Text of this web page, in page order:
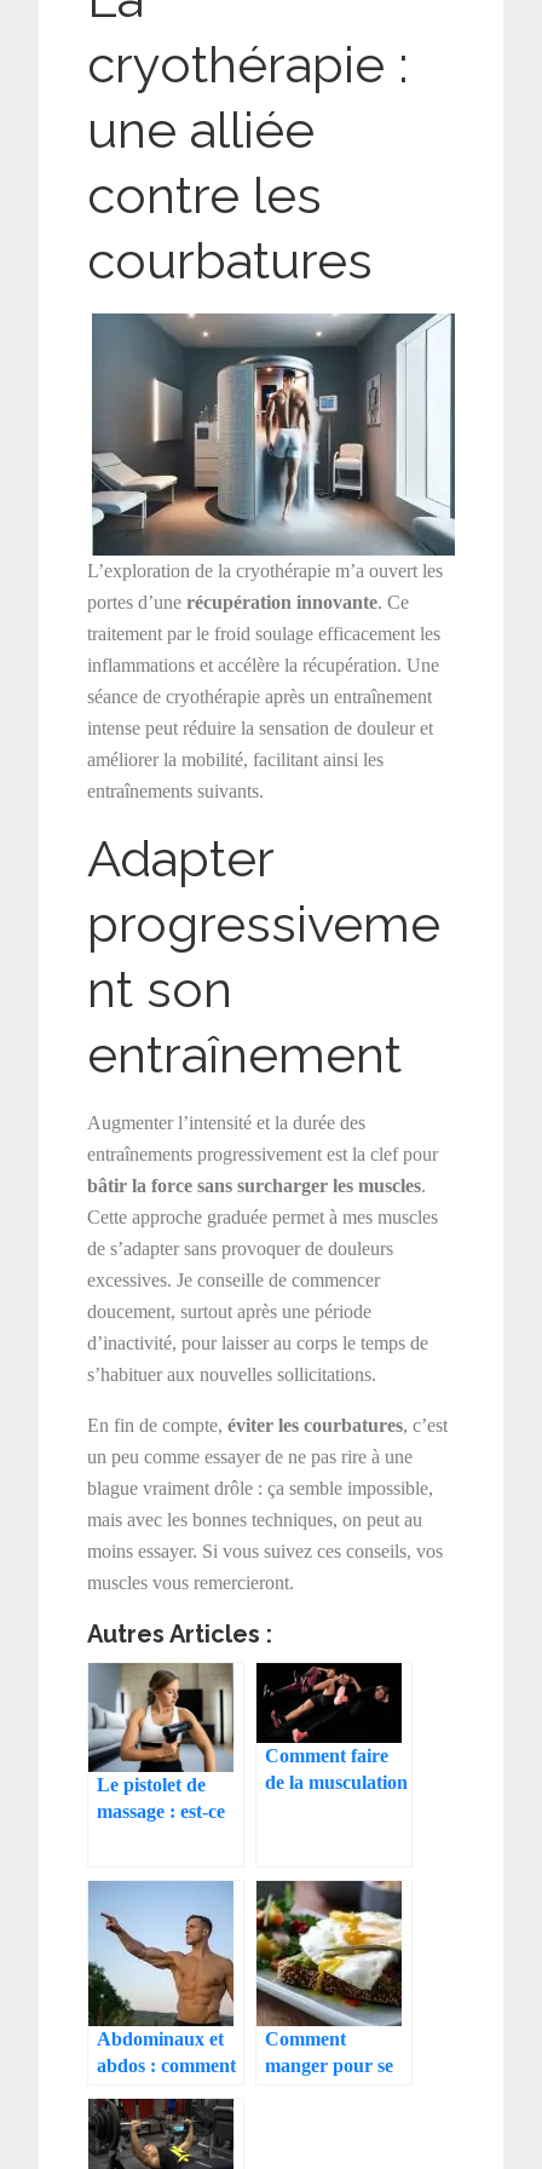
cryothérapie :
une alliée
contre les
courbatures
L’exploration de la cryothérapie m’a ouvert les
portes d’unerécupération innovante. Ce
traitement par le froid soulage efficacement les
inflammations et accélère la récupération. Une
séance de cryothérapie après un entraînement
intense peut réduire la sensation de douleur et
améliorer la mobilité, facilitant ainsi les
entraînements suivants.
Adapter
progressiveme
nt son
entraînement
Augmenter l’intensité et la durée des
entraînements progressivement est la clef pour
bâtir la force sans surcharger les muscles.
Cette approche graduée permet à mes muscles
de s’adapter sans provoquer de douleurs
excessives. Je conseille de commencer
doucement, surtout après une période
d’inactivité, pour laisser au corps le temps de
s’habituer aux nouvelles sollicitations.
En fin de compte,éviter les courbatures, c’est
un peu comme essayer de ne pas rire à une
blague vraiment drôle : ça semble impossible,
mais avec les bonnes techniques, on peut au
moins essayer. Si vous suivez ces conseils, vos
muscles vous remercieront.
Autres Articles :
Le pistolet de
massage : est-ce
Comment faire
de la musculation
Abdominaux et
abdos : comment
plat durable
Comment
manger pour se